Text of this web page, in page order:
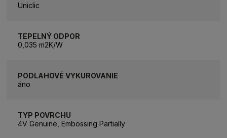
Uniclic
TEPELNÝ ODPOR
0,035 m2K/W
PODLAHOVÉ VYKUROVANIE
áno
TYP POVRCHU
4V Genuine, Embossing Partially